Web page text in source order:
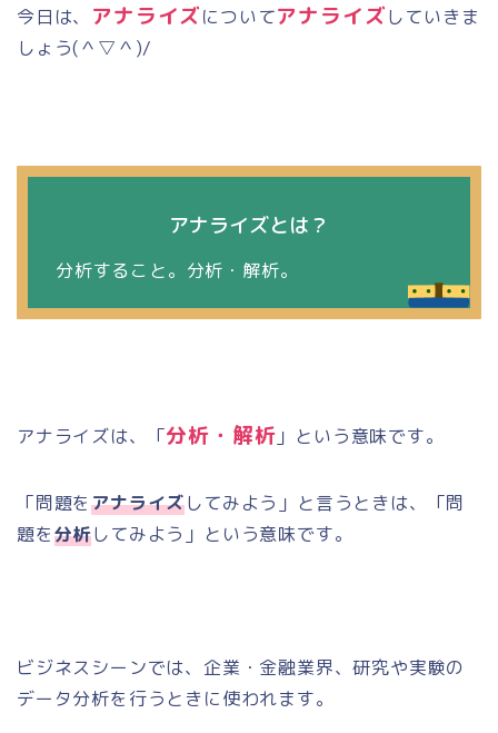
今日は、 アナライズについてアナライズしていきま
しょう(＾▽＾ )/
アナライズとは？
分析すること。分析・解析。
アナライズは、「分析・解析 」という意味です。
「問題をアナライズしてみよう」と言うときは、「問
題を分析してみよう」という意味です。
ビジネスシーンでは、企業・金融業界、研究や実験の
データ分析を行うときに使われます。